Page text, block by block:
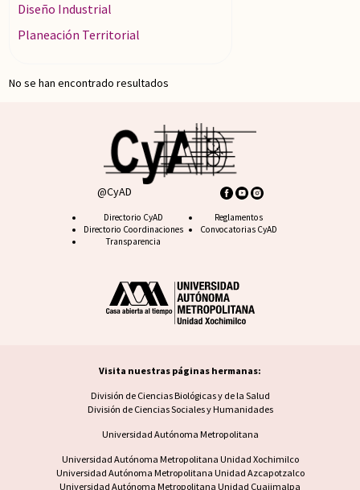
Diseño Industrial
Planeación Territorial
No se han encontrado resultados
@CyAD
Footer CyAD
Directorio CyAD
Directorio Coordinaciones
Transparencia
Footer FAQ
Reglamentos
Convocatorias CyAD
Visita nuestras páginas hermanas:
Visita nuestras páginas hermanas
División de Ciencias Biológicas y de la Salud
División de Ciencias Sociales y Humanidades
Universidad Autónoma Metropolitana
Footer UAM unidad
Universidad Autónoma Metropolitana Unidad Xochimilco
Universidad Autónoma Metropolitana Unidad Azcapotzalco
Universidad Autónoma Metropolitana Unidad Cuajimalpa